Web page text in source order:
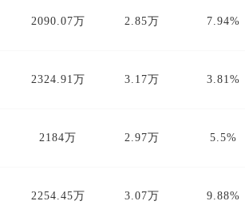
2090.07万 2.85万 7.94%
2324.91万 3.17万 3.81%
2184万 2.97万 5.5%
2254.45万 3.07万 9.88%